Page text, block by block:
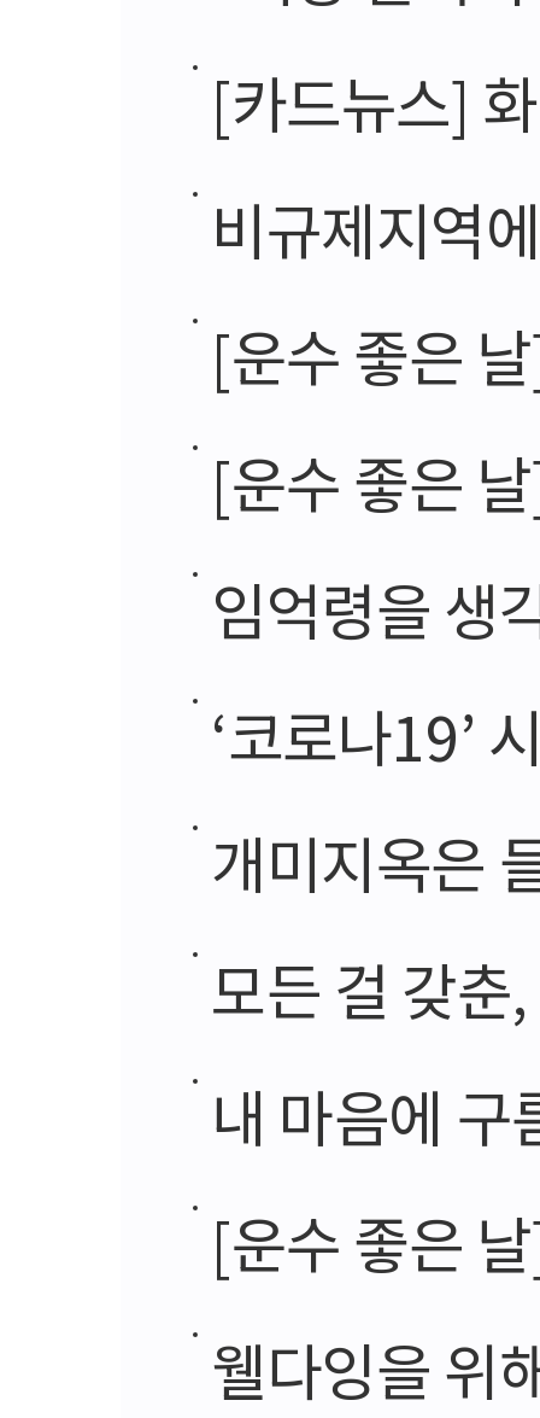
[카드뉴스]
비규제지역
[운수 좋은
[운수 좋은
임억령을 생
‘코로나19’
개미지옥은
모든 걸 갖춘
내 마음에 구
[운수 좋은
웰다잉을 위